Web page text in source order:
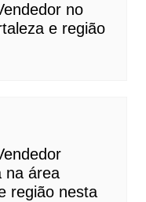
no
e região
na área
região nesta